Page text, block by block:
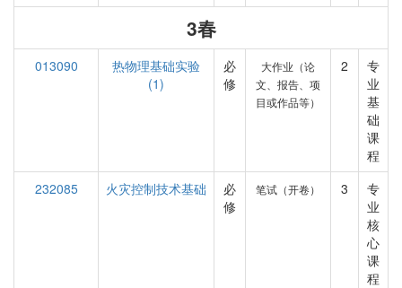
3春
013090
热物理基础实验
(1)
必
修
大作业（论
文、报告、项
目或作品等）
2
专
业
基
础
课
程
232085
火灾控制技术基础
必
修
笔试（开卷） 3
专
业
核
心
课
程